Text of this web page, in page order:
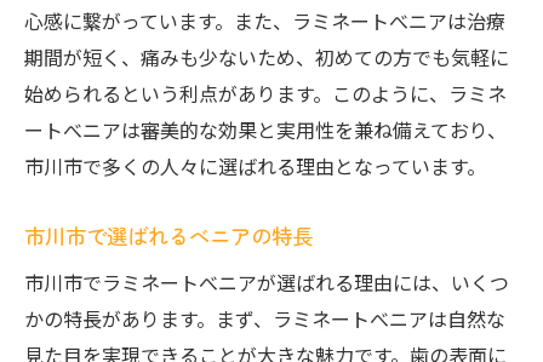
心感に繋がっています。また、ラミネートべニアは治療
期間が短く、痛みも少ないため、初めての方でも気軽に
始められるという利点があります。このように、ラミネ
ートべニアは審美的な効果と実用性を兼ね備えており、
市川市で多くの人々に選ばれる理由となっています。
市川市で選ばれるべニアの特長
市川市でラミネートべニアが選ばれる理由には、いくつ
かの特長があります。まず、ラミネートべニアは自然な
見た目を実現できることが大きな魅力です。歯の表面に